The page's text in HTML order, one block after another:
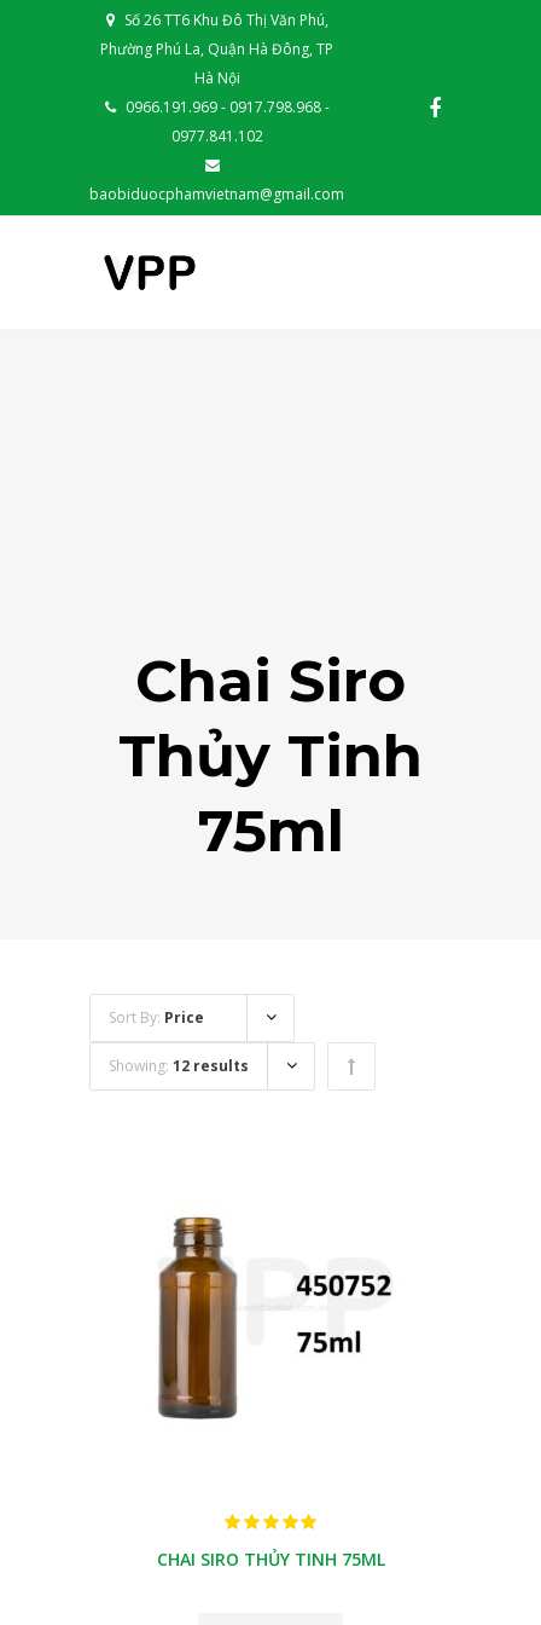
Số 26 TT6 Khu Đô Thị Văn Phú,
Phường Phú La, Quận Hà Đông, TP
Hà Nội
0966.191.969 - 0917.798.968 -
0977.841.102
baobiduocphamvietnam@gmail.com
Chai Siro
Thủy Tinh
75ml
Sort By: Price
Showing: 12 results
CHAI SIRO THỦY TINH 75ML